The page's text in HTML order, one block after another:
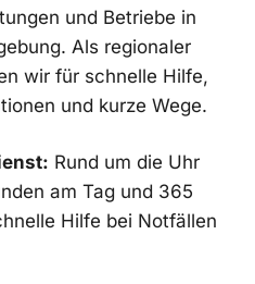
und Betriebe in
Als regionaler
wir für schnelle Hilfe,
und kurze Wege.
Rund um die Uhr
am Tag und 365
Hilfe bei Notfällen